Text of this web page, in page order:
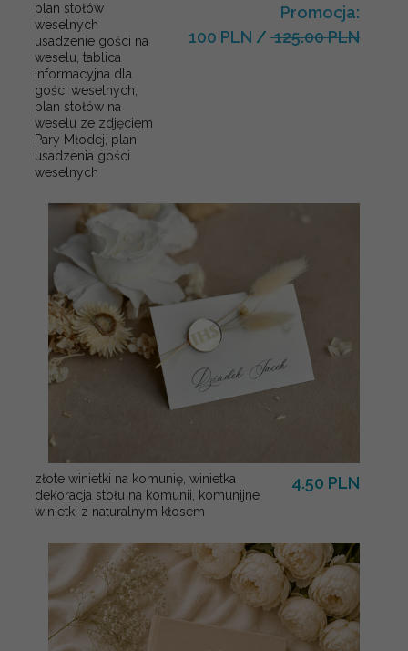
plan stołów
weselnych
usadzenie gości na
weselu, tablica
informacyjna dla
gości weselnych,
plan stołów na
weselu ze zdjęciem
Pary Młodej, plan
usadzenia gości
weselnych
Promocja:
100 PLN / 125.00 PLN
złote winietki na komunię, winietka
dekoracja stołu na komunii, komunijne
winietki z naturalnym kłosem
4.50 PLN